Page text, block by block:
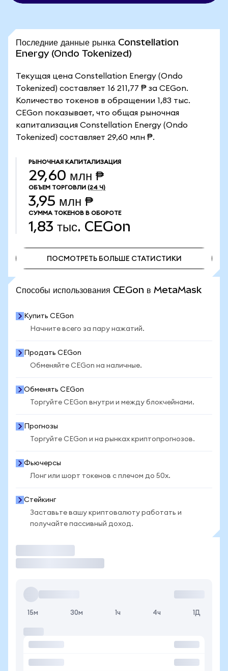
Последние данные рынка Constellation
Energy (Ondo Tokenized)
Текущая цена Constellation Energy (Ondo
Tokenized) составляет 16 211,77 ₱ за CEGon.
Количество токенов в обращении 1,83 тыс.
CEGon показывает, что общая рыночная
капитализация Constellation Energy (Ondo
Tokenized) составляет 29,60 млн ₱.
РЫНОЧНАЯ КАПИТАЛИЗАЦИЯ
29,60 млн ₱
ОБЪЕМ ТОРГОВЛИ (24 Ч)
3,95 млн ₱
СУММА ТОКЕНОВ В ОБОРОТЕ
1,83 тыс. CEGon
ПОСМОТРЕТЬ БОЛЬШЕ СТАТИСТИКИ
Способы использования CEGon в MetaMask
Купить CEGon
Начните всего за пару нажатий.
Продать CEGon
Обменяйте CEGon на наличные.
Обменять CEGon
Торгуйте CEGon внутри и между блокчейнами.
Прогнозы
Торгуйте CEGon и на рынках криптопрогнозов.
Фьючерсы
Лонг или шорт токенов с плечом до 50x.
Стейкинг
Заставьте вашу криптовалюту работать и
получайте пассивный доход.
15м 30м 1ч 4ч 1Д